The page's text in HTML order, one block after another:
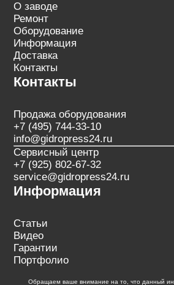
О заводе
Ремонт
Оборудование
Информация
Доставка
Контакты
Контакты
Продажа оборудования
+7 (495) 744-33-10
info@gidropress24.ru
Сервисный центр
+7 (925) 802-67-32
service@gidropress24.ru
Информация
Статьи
Видео
Гарантии
Портфолио
Обращаем ваше внимание на то, что данный